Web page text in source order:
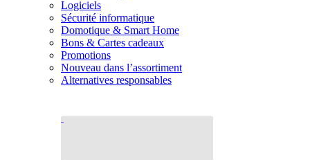
Logiciels
Sécurité informatique
Domotique & Smart Home
Bons & Cartes cadeaux
Promotions
Nouveau dans l’assortiment
Alternatives responsables